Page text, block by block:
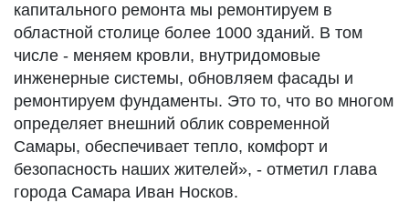
капитального ремонта мы ремонтируем в
областной столице более 1000 зданий. В том
числе - меняем кровли, внутридомовые
инженерные системы, обновляем фасады и
ремонтируем фундаменты. Это то, что во многом
определяет внешний облик современной
Самары, обеспечивает тепло, комфорт и
безопасность наших жителей», - отметил глава
города Самара Иван Носков.